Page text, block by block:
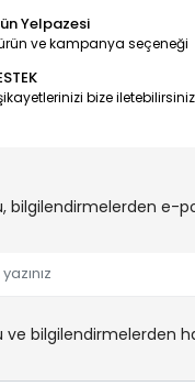
Yelpazesi
ve kampanya seçeneği
bize
bilgilendirmelerden e-
ve bilgilendirmelerden